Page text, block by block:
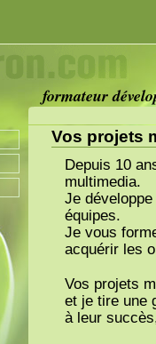
formateur
Vos projets
Depuis 10
multimedia.
Je
équipes.
Je vous
acquérir les
Vos projets
et je tire une
à leur